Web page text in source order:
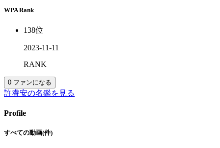
WPA Rank
138位
2023-11-11
RANK
0 ファンになる
許睿安の名鑑を見る
Profile
すべての動画(件)